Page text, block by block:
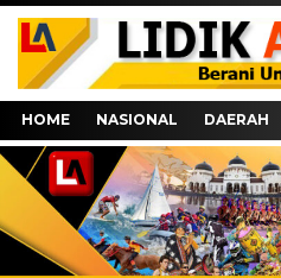
HOME NASIONAL DAERAH